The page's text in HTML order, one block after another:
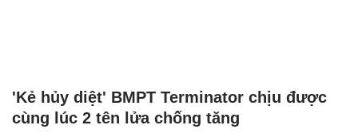
'Kẻ hủy diệt' BMPT Terminator chịu được
cùng lúc 2 tên lửa chống tăng